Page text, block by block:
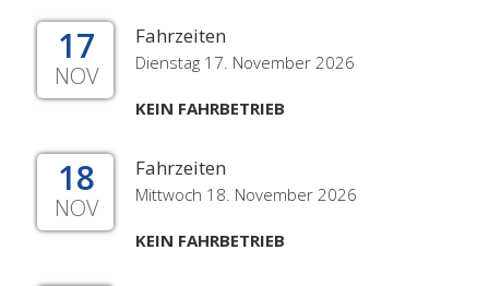
17
NOV
Fahrzeiten
Dienstag 17. November 2026
KEIN FAHRBETRIEB
18
NOV
Fahrzeiten
Mittwoch 18. November 2026
KEIN FAHRBETRIEB